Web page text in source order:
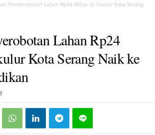
Penyerobotan Lahan Rp24 Miliar di Cikulur Kota Serang
Lahan Rp24
Kota Serang Naik ke